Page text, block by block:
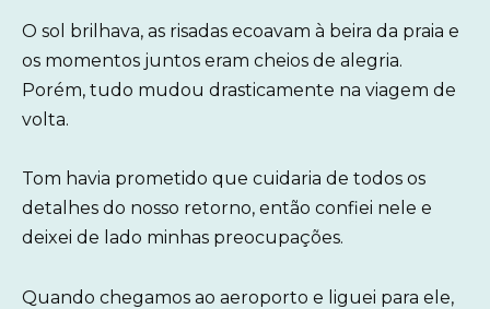
O sol brilhava, as risadas ecoavam à beira da praia e
os momentos juntos eram cheios de alegria.
Porém, tudo mudou drasticamente na viagem de
volta.
Tom havia prometido que cuidaria de todos os
detalhes do nosso retorno, então confiei nele e
deixei de lado minhas preocupações.
Quando chegamos ao aeroporto e liguei para ele,